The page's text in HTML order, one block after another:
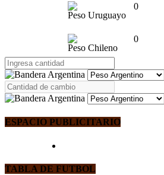
Peso Uruguayo
0
Peso Chileno
0
ESPACIO PUBLICITARIO
TABLA DE FUTBOL